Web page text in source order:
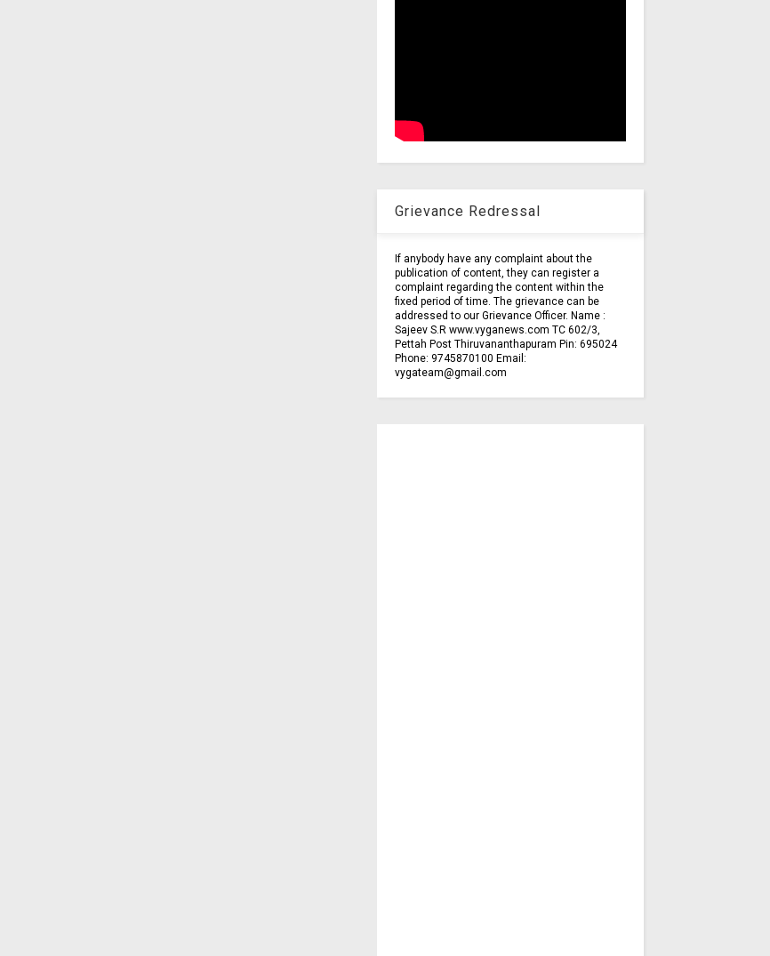
Grievance Redressal
If anybody have any complaint about the
publication of content, they can register a
complaint regarding the content within the
fixed period of time. The grievance can be
addressed to our Grievance Officer. Name :
Sajeev S.R www.vyganews.com TC 602/3,
Pettah Post Thiruvananthapuram Pin: 695024
Phone: 9745870100 Email:
vygateam@gmail.com